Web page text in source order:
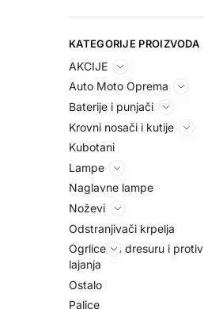
KATEGORIJE PROIZVODA
AKCIJE
Auto Moto Oprema
Baterije i punjači
Krovni nosači i kutije
Kubotani
Lampe
Naglavne lampe
Noževi
Odstranjivači krpelja
Ogrlice za dresuru i protiv
lajanja
Ostalo
Palice